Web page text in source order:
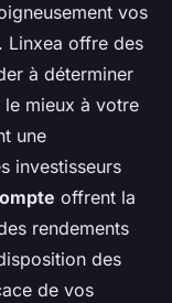
vos
Linxea offre des
à déterminer
mieux à votre
une
investisseurs
offrent la
rendements
des
de vos